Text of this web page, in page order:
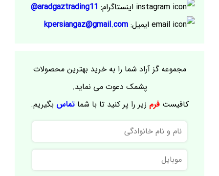
اینستاگرام: aradgaztrading11@
ایمیل: kpersiangaz@gmail.com
مجموعه گز آراد شما را به خرید بهترین محصولات
پشمک دعوت می نماید.
کافیستفرم زیر را پر کنید تا با شماتماس بگیریم.
نام
و
نام
خانوادگی
موبایل